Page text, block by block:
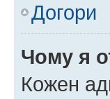
Догори
Чому я
Кожен